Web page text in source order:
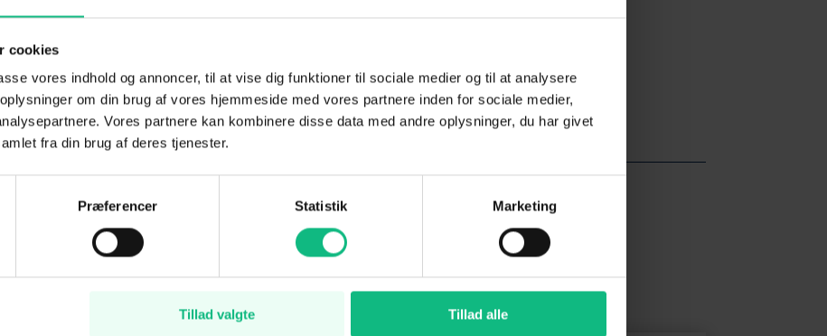
cookies
vores indhold og annoncer, til at vise dig funktioner til sociale medier og til at analysere
om din brug af vores hjemmeside med vores partnere inden for sociale medier,
Vores partnere kan kombinere disse data med andre oplysninger, du har givet
fra din brug af deres tjenester.
Præferencer Statistik Marketing
Tillad valgte Tillad alle
og deltaljerede udstyrsoversigt for KONA Electric kan findes
Læs mere påhyundai.dk
KONTAKT OS FOR YDERLIG INFORMATION